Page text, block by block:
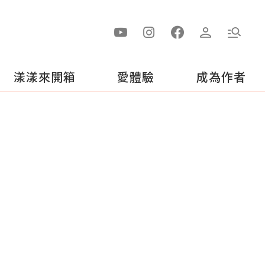
漾漾來開箱 愛體驗 成為作者